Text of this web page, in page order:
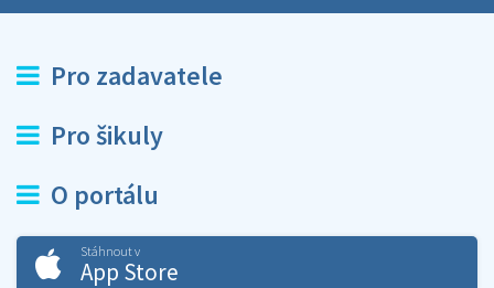
Pro zadavatele
Pro šikuly
O portálu
Stáhnout v
App Store